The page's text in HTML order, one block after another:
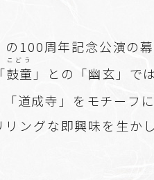
100周年記念公演の
鼓童
こどう
」との「幽玄」で
「道成寺」をモチーフ
ングな即興味を生か